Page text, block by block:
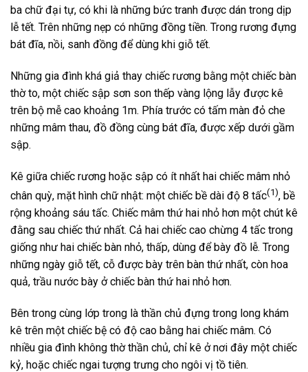
ba chữ đại tự, có khi là những bức tranh được dán trong dịp
lễ tết. Trên những nẹp có những đồng tiền. Trong rương đựng
bát đĩa, nồi, sanh đồng để dùng khi giỗ tết.
Những gia đình khá giả thay chiếc rương bằng một chiếc bàn
thờ to, một chiếc sập sơn son thếp vàng lộng lẫy được kê
trên bộ mễ cao khoảng 1m. Phía trước có tấm màn đỏ che
những mâm thau, đồ đồng cùng bát đĩa, được xếp dưới gầm
sập.
Kê giữa chiếc rương hoặc sập có ít nhất hai chiếc mâm nhỏ
chân quỳ, mặt hình chữ nhật: một chiếc bề dài độ 8 tấc(1), bề
rộng khoảng sáu tấc. Chiếc mâm thứ hai nhỏ hơn một chút kê
đằng sau chiếc thứ nhất. Cả hai chiếc cao chừng 4 tấc trong
giống như hai chiếc bàn nhỏ, thấp, dùng để bày đồ lễ. Trong
những ngày giỗ tết, cỗ được bày trên bàn thứ nhất, còn hoa
quả, trầu nước bày ở chiếc bàn thứ hai nhỏ hơn.
Bên trong cùng lớp trong là thần chủ đựng trong long khám
kê trên một chiếc bệ có độ cao bằng hai chiếc mâm. Có
nhiều gia đình không thờ thần chủ, chỉ kê ở nơi đây một chiếc
kỷ, hoặc chiếc ngai tượng trưng cho ngôi vị tồ tiên.